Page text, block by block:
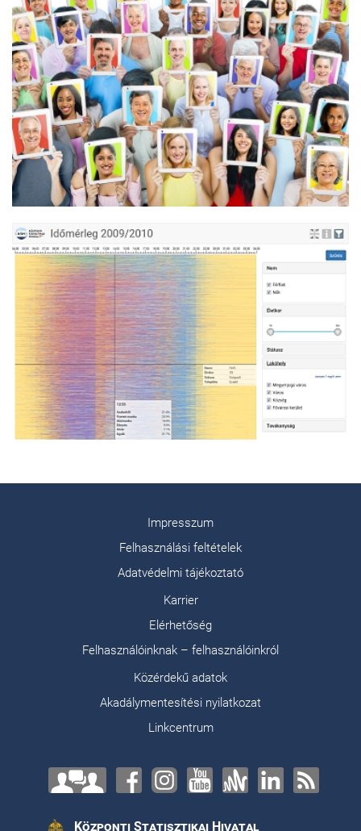
Impresszum
Felhasználási feltételek
Adatvédelmi tájékoztató
Karrier
Elérhetőség
Felhasználóinknak – felhasználóinkról
Közérdekű adatok
Akadálymentesítési nyilatkozat
Linkcentrum
Központi Statisztikai Hivatal